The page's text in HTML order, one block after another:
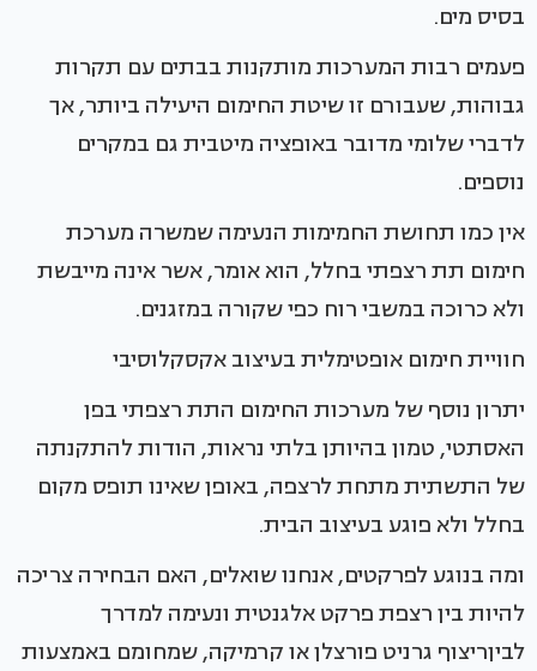
בסיס מים.
פעמים רבות המערכות מותקנות בבתים עם תקרות
גבוהות, שעבורם זו שיטת החימום היעילה ביותר, אך
לדברי שלומי מדובר באופציה מיטבית גם במקרים
נוספים.
אין כמו תחושת החמימות הנעימה שמשרה מערכת
חימום תת רצפתי בחלל, הוא אומר, אשר אינה מייבשת
ולא כרוכה במשבי רוח כפי שקורה במזגנים.
חוויית חימום אופטימלית בעיצוב אקסקלוסיבי
יתרון נוסף של מערכות החימום התת רצפתי בפן
האסתטי, טמון בהיותן בלתי נראות, הודות להתקנתה
של התשתית מתחת לרצפה, באופן שאינו תופס מקום
בחלל ולא פוגע בעיצוב הבית.
ומה בנוגע לפרקטים, אנחנו שואלים, האם הבחירה צריכה
להיות בין רצפת פרקט אלגנטית ונעימה למדרך
לביןריצוף גרניט פורצלן או קרמיקה, שמחומם באמצעות